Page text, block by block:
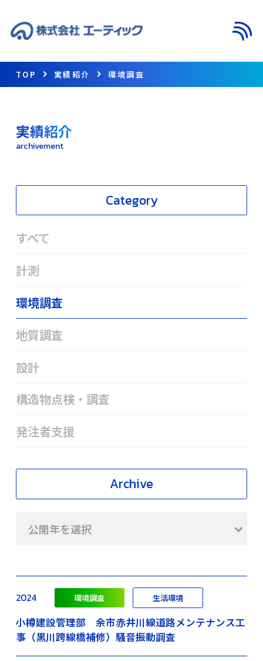
TOP 実績紹介 環境調査
実績紹介
archivement
Category
すべて
計測
環境調査
地質調査
設計
構造物点検・調査
発注者支援
Archive
公開年を選択
2024 環境調査 生活環境
小樽建設管理部 余市赤井川線道路メンテナンス工
事（黒川跨線橋補修）騒音振動調査